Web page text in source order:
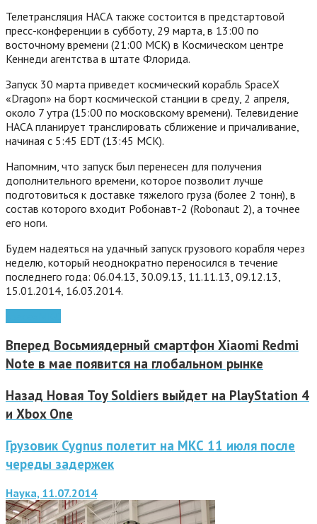
Телетрансляция НАСА также состоится в предстартовой
пресс-конференции в субботу, 29 марта, в 13:00 по
восточному времени (21:00 МСК) в Космическом центре
Кеннеди агентства в штате Флорида.
Запуск 30 марта приведет космический корабль SpaceX
«Dragon» на борт космической станции ​​в среду, 2 апреля,
около 7 утра (15:00 по московскому времени). Телевидение
НАСА планирует транслировать сближение и причаливание,
начиная с 5:45 EDT (13:45 МСК).
Напомним, что запуск был перенесен для получения
дополнительного времени, которое позволит лучше
подготовиться к доставке тяжелого груза (более 2 тонн), в
состав которого входит Робонавт-2 (Robonaut 2), а точнее
его ноги.
Будем надеяться на удачный запуск грузового корабля через
неделю, который неоднократно переносился в течение
последнего года: 06.04.13, 30.09.13, 11.11.13, 09.12.13,
15.01.2014, 16.03.2014.
Вперед Восьмиядерный смартфон Xiaomi Redmi
Note в мае появится на глобальном рынке
Назад Новая Toy Soldiers выйдет на PlayStation 4
и Xbox One
Грузовик Cygnus полетит на МКС 11 июля после
череды задержек
Наука, 11.07.2014